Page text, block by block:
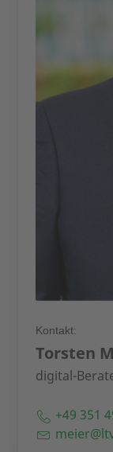
Kontakt:
Torsten
digital-
+49 351